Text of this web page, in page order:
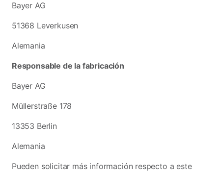
Bayer AG
51368 Leverkusen
Alemania
Responsable de la fabricación
Bayer AG
Müllerstraße 178
13353 Berlin
Alemania
Pueden solicitar más información respecto a este